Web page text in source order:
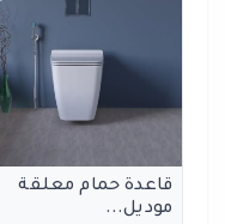
قاعدة حمام معلقة
موديل...